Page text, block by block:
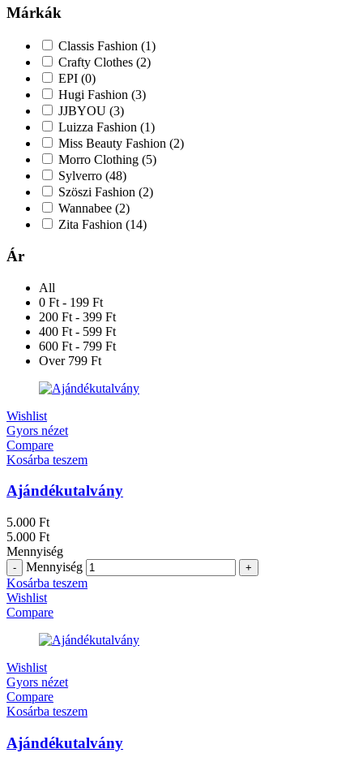
Márkák
Classis Fashion (1)
Crafty Clothes (2)
EPI (0)
Hugi Fashion (3)
JJBYOU (3)
Luizza Fashion (1)
Miss Beauty Fashion (2)
Morro Clothing (5)
Sylverro (48)
Szöszi Fashion (2)
Wannabee (2)
Zita Fashion (14)
Ár
All
0 Ft - 199 Ft
200 Ft - 399 Ft
400 Ft - 599 Ft
600 Ft - 799 Ft
Over 799 Ft
Wishlist
Gyors nézet
Compare
Kosárba teszem
Ajándékutalvány
5.000 Ft
5.000 Ft
Mennyiség
Mennyiség
Kosárba teszem
Wishlist
Compare
Wishlist
Gyors nézet
Compare
Kosárba teszem
Ajándékutalvány